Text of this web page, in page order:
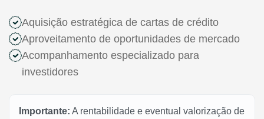
Aquisição estratégica de cartas de crédito
Aproveitamento de oportunidades de mercado
Acompanhamento especializado para
investidores
Importante: A rentabilidade e eventual valorização de